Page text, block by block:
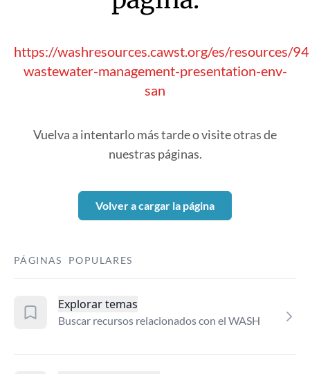
https://washresources.cawst.org/es/resources/
wastewater-management-presentation-env-
san
Vuelva a intentarlo más tarde o visite otras de
nuestras páginas.
Volver a cargar la página
PÁGINAS POPULARES
Explorar temas
Buscar recursos relacionados con el WASH